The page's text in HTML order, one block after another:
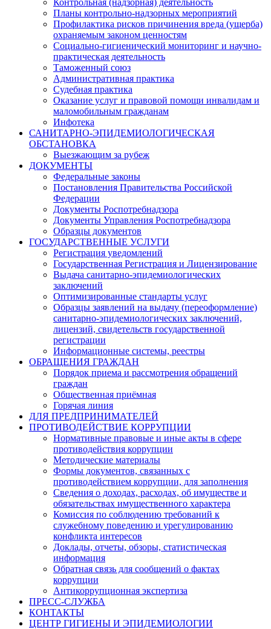
Контрольная (надзорная) деятельность
Планы контрольно-надзорных мероприятий
Профилактика рисков причинения вреда (ущерба)
охраняемым законом ценностям
Социально-гигиенический мониторинг и научно-
практическая деятельность
Таможенный союз
Административная практика
Судебная практика
Оказание услуг и правовой помощи инвалидам и
маломобильным гражданам
Инфотека
САНИТАРНО-ЭПИДЕМИОЛОГИЧЕСКАЯ
ОБСТАНОВКА
Выезжающим за рубеж
ДОКУМЕНТЫ
Федеральные законы
Постановления Правительства Российской
Федерации
Документы Роспотребнадзора
Документы Управления Роспотребнадзора
Образцы документов
ГОСУДАРСТВЕННЫЕ УСЛУГИ
Регистрация уведомлений
Государственная Регистрация и Лицензирование
Выдача санитарно-эпидемиологических
заключений
Оптимизированные стандарты услуг
Образцы заявлений на выдачу (переоформление)
санитарно-эпидемиологических заключений,
лицензий, свидетельств государственной
регистрации
Информационные системы, реестры
ОБРАЩЕНИЯ ГРАЖДАН
Порядок приема и рассмотрения обращений
граждан
Общественная приёмная
Горячая линия
ДЛЯ ПРЕДПРИНИМАТЕЛЕЙ
ПРОТИВОДЕЙСТВИЕ КОРРУПЦИИ
Нормативные правовые и иные акты в сфере
противодействия коррупции
Методические материалы
Формы документов, связанных с
противодействием коррупции, для заполнения
Сведения о доходах, расходах, об имуществе и
обязательствах имущественного характера
Комиссия по соблюдению требований к
служебному поведению и урегулированию
конфликта интересов
Доклады, отчеты, обзоры, статистическая
информация
Обратная связь для сообщений о фактах
коррупции
Антикоррупционная экспертиза
ПРЕСС-СЛУЖБА
КОНТАКТЫ
ЦЕНТР ГИГИЕНЫ И ЭПИДЕМИОЛОГИИ